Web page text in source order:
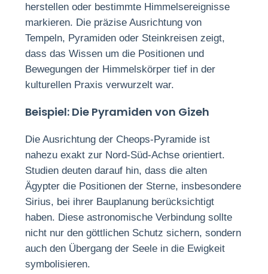
herstellen oder bestimmte Himmelsereignisse
markieren. Die präzise Ausrichtung von
Tempeln, Pyramiden oder Steinkreisen zeigt,
dass das Wissen um die Positionen und
Bewegungen der Himmelskörper tief in der
kulturellen Praxis verwurzelt war.
Beispiel: Die Pyramiden von Gizeh
Die Ausrichtung der Cheops-Pyramide ist
nahezu exakt zur Nord-Süd-Achse orientiert.
Studien deuten darauf hin, dass die alten
Ägypter die Positionen der Sterne, insbesondere
Sirius, bei ihrer Bauplanung berücksichtigt
haben. Diese astronomische Verbindung sollte
nicht nur den göttlichen Schutz sichern, sondern
auch den Übergang der Seele in die Ewigkeit
symbolisieren.